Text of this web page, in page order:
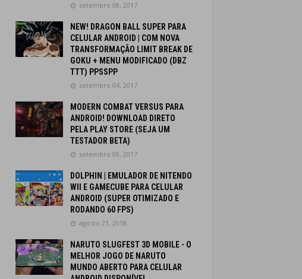
setembro 08, 2017
NEW! DRAGON BALL SUPER PARA
CELULAR ANDROID | COM NOVA
TRANSFORMAÇÃO LIMIT BREAK DE
GOKU + MENU MODIFICADO (DBZ
TTT) PPSSPP
setembro 04, 2017
MODERN COMBAT VERSUS PARA
ANDROID! DOWNLOAD DIRETO
PELA PLAY STORE (SEJA UM
TESTADOR BETA)
setembro 09, 2017
DOLPHIN | EMULADOR DE NITENDO
WII E GAMECUBE PARA CELULAR
ANDROID (SUPER OTIMIZADO E
RODANDO 60 FPS)
agosto 21, 2018
NARUTO SLUGFEST 3D MOBILE - O
MELHOR JOGO DE NARUTO
MUNDO ABERTO PARA CELULAR